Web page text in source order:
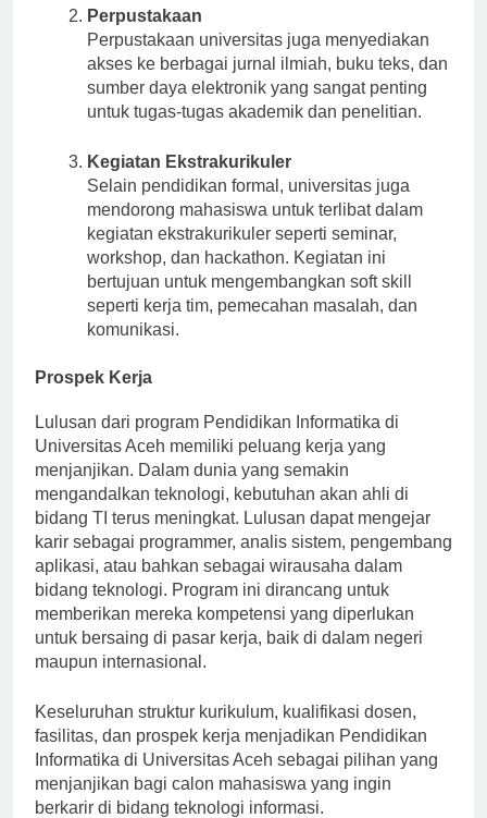
Perpustakaan
Perpustakaan universitas juga menyediakan
akses ke berbagai jurnal ilmiah, buku teks, dan
sumber daya elektronik yang sangat penting
untuk tugas-tugas akademik dan penelitian.
Kegiatan Ekstrakurikuler
Selain pendidikan formal, universitas juga
mendorong mahasiswa untuk terlibat dalam
kegiatan ekstrakurikuler seperti seminar,
workshop, dan hackathon. Kegiatan ini
bertujuan untuk mengembangkan soft skill
seperti kerja tim, pemecahan masalah, dan
komunikasi.
Prospek Kerja
Lulusan dari program Pendidikan Informatika di
Universitas Aceh memiliki peluang kerja yang
menjanjikan. Dalam dunia yang semakin
mengandalkan teknologi, kebutuhan akan ahli di
bidang TI terus meningkat. Lulusan dapat mengejar
karir sebagai programmer, analis sistem, pengembang
aplikasi, atau bahkan sebagai wirausaha dalam
bidang teknologi. Program ini dirancang untuk
memberikan mereka kompetensi yang diperlukan
untuk bersaing di pasar kerja, baik di dalam negeri
maupun internasional.
Keseluruhan struktur kurikulum, kualifikasi dosen,
fasilitas, dan prospek kerja menjadikan Pendidikan
Informatika di Universitas Aceh sebagai pilihan yang
menjanjikan bagi calon mahasiswa yang ingin
berkarir di bidang teknologi informasi.